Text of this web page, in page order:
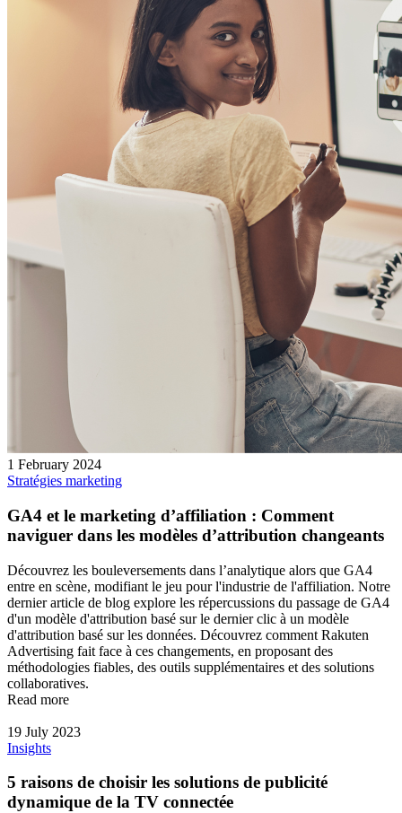
1 February 2024
Stratégies marketing
GA4 et le marketing d’affiliation : Comment
naviguer dans les modèles d’attribution changeants
Découvrez les bouleversements dans l’analytique alors que GA4
entre en scène, modifiant le jeu pour l'industrie de l'affiliation. Notre
dernier article de blog explore les répercussions du passage de GA4
d'un modèle d'attribution basé sur le dernier clic à un modèle
d'attribution basé sur les données. Découvrez comment Rakuten
Advertising fait face à ces changements, en proposant des
méthodologies fiables, des outils supplémentaires et des solutions
collaboratives.
Read more
19 July 2023
Insights
5 raisons de choisir les solutions de publicité
dynamique de la TV connectée